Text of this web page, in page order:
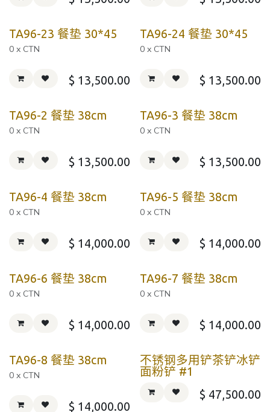
TA96-23 餐垫 30*45
0 x CTN
$ 13,500.00
TA96-24 餐垫 30*45
0 x CTN
$ 13,500.00
TA96-2 餐垫 38cm
0 x CTN
$ 13,500.00
TA96-3 餐垫 38cm
0 x CTN
$ 13,500.00
TA96-4 餐垫 38cm
0 x CTN
$ 14,000.00
TA96-5 餐垫 38cm
0 x CTN
$ 14,000.00
TA96-6 餐垫 38cm
0 x CTN
$ 14,000.00
TA96-7 餐垫 38cm
0 x CTN
$ 14,000.00
TA96-8 餐垫 38cm
0 x CTN
$ 14,000.00
不锈钢多用铲茶铲冰铲
面粉铲 #1
$ 47,500.00